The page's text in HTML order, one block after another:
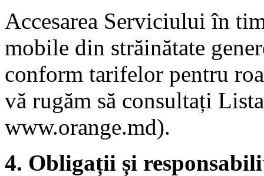
Accesarea Serviciului în
mobile din străinătate
conform tarifelor pentru
vă rugăm să consultați
www.orange.md).
4. Obligații și